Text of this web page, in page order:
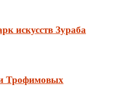
искусств Зураба
Трофимовых